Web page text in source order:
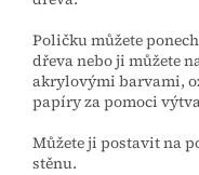
Poličku můžete
dřeva nebo ji můžete
akrylovými barvami,
papíry za pomoci
Můžete ji postavit na
stěnu.